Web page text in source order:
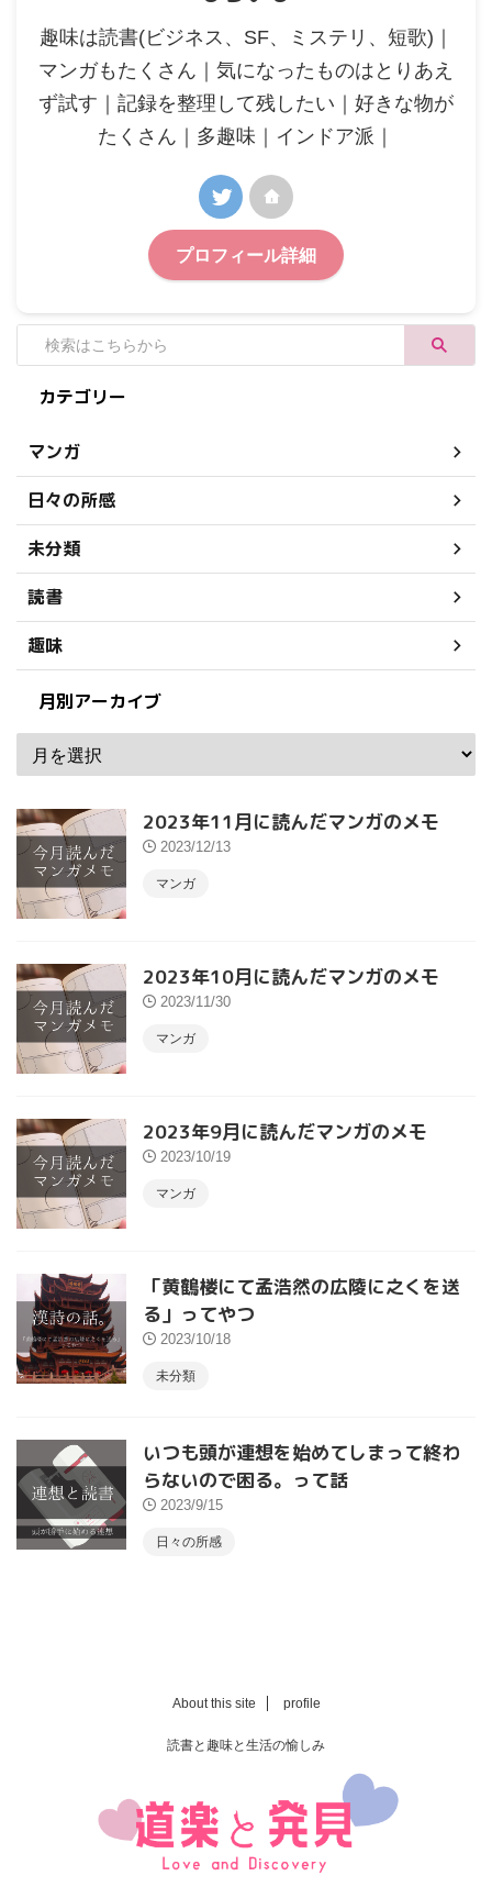
趣味は読書(ビジネス、SF、ミステリ、短歌)｜
マンガもたくさん｜気になったものはとりあえ
ず試す｜記録を整理して残したい｜好きな物が
たくさん｜多趣味｜インドア派｜
プロフィール詳細
カテゴリー
マンガ
日々の所感
未分類
読書
趣味
月別アーカイブ
2023年11月に読んだマンガのメモ
2023/12/13
マンガ
2023年10月に読んだマンガのメモ
2023/11/30
マンガ
2023年9月に読んだマンガのメモ
2023/10/19
マンガ
「黄鶴楼にて孟浩然の広陵に之くを送
る」ってやつ
2023/10/18
未分類
いつも頭が連想を始めてしまって終わ
らないので困る。って話
2023/9/15
日々の所感
About this site profile
読書と趣味と生活の愉しみ